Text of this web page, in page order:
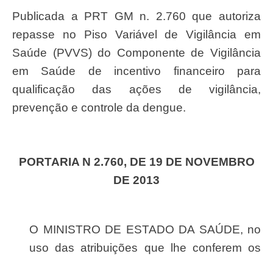
Publicada a PRT GM n. 2.760 que autoriza
repasse no Piso Variável de Vigilância em
Saúde (PVVS) do Componente de Vigilância
em Saúde de incentivo financeiro para
qualificação das ações de vigilância,
prevenção e controle da dengue.
PORTARIA N 2.760, DE 19 DE NOVEMBRO
DE 2013
O MINISTRO DE ESTADO DA SAÚDE, no
uso das atribuições que lhe conferem os